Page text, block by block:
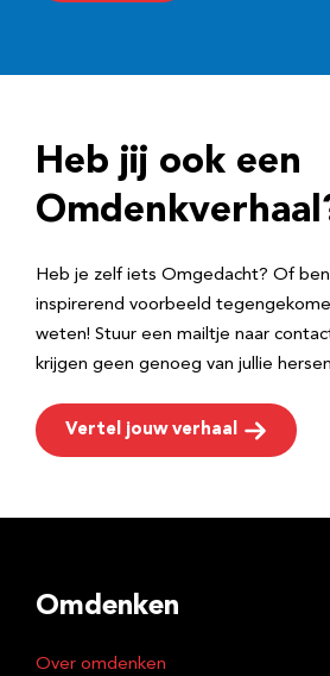
r
e
Heb jij ook een
Heb je zelf iets Omgedacht? Of
inspirerend voorbeeld
weten! Stuur een mailtje naar
krijgen geen genoeg van jullie
Vertel jouw verhaal
Omdenken
Over omdenken